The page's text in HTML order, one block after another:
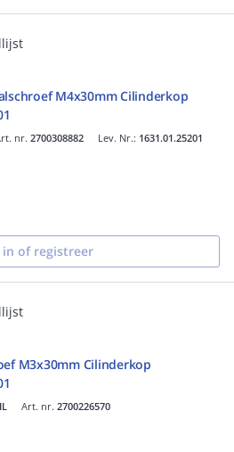
M4x30mm Cilinderkop
nr. 2700308882 Lev. Nr.: 1631.01.25201
in of registreer
M3x30mm Cilinderkop
Art. nr. 2700226570